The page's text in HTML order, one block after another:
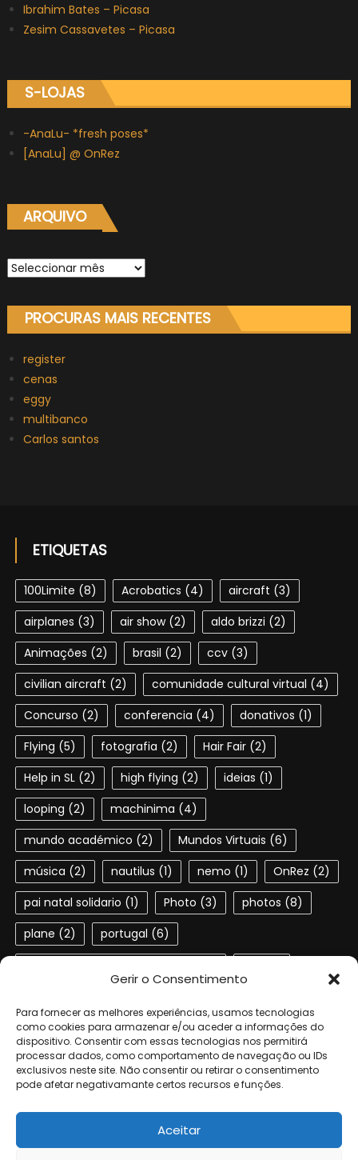
Gerir o Consentimento
Para fornecer as melhores experiências, usamos tecnologias
como cookies para armazenar e/ou aceder a informações do
dispositivo. Consentir com essas tecnologias nos permitirá
processar dados, como comportamento de navegação ou IDs
exclusivos neste site. Não consentir ou retirar o consentimento
pode afetar negativamante certos recursos e funções.
Aceitar
Ibrahim Bates – Picasa
Zesim Cassavetes – Picasa
S-LOJAS
-AnaLu- *fresh poses*
[AnaLu] @ OnRez
ARQUIVO
Arquivo
PROCURAS MAIS RECENTES
register
cenas
eggy
multibanco
Carlos santos
ETIQUETAS
100Limite (8) Acrobatics (4) aircraft (3)
airplanes (3) air show(2) aldo brizzi (2)
Animações (2) brasil (2) ccv(3)
civilian aircraft (2) comunidade cultural virtual (4)
Concurso (2) conferencia (4) donativos (1)
Flying (5) fotografia (2) Hair Fair(2)
Help in SL(2) high flying (2) ideias (1)
looping (2) machinima (4)
mundo académico (2) Mundos Virtuais (6)
música (2) nautilus (1) nemo (1) OnRez (2)
pai natal solidario (1) Photo (3) photos (8)
plane (2) portugal (6)
solidariedade(2) steampunk(1) ted(2)
terra dos sonhos(4) TSF(3)
Universidade de Aveiro(4) verne(1)